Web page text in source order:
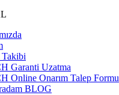
Garanti Uzatma
Online Onarım Talep Formu
BLOG